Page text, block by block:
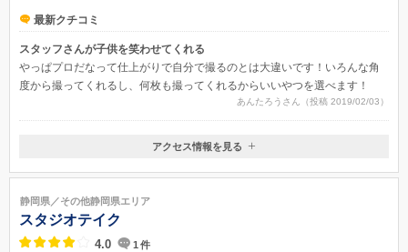
最新クチコミ
スタッフさんが子供を笑わせてくれる
やっぱプロだなって仕上がりで自分で撮るのとは大違いです！いろんな角
度から撮ってくれるし、何枚も撮ってくれるからいいやつを選べます！
あんたろうさん（投稿 2019/02/03）
静岡県焼津市祢宜島５５５ イオン焼津ショッピングセンター 2F
アクセス情報を見る
静岡県／その他静岡県エリア
スタジオテイク
4.0 1 件